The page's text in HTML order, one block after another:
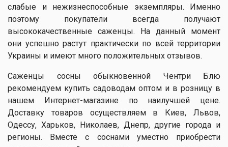
слабые и нежизнеспособные экземпляры. Именно
поэтому покупатели всегда получают
высококачественные саженцы. На данный момент
они успешно растут практически по всей территории
Украины и имеют много положительных отзывов.
Саженцы сосны обыкновенной Чентри Блю
рекомендуем купить садоводам оптом и в розницу в
нашем Интернет-магазине по наилучшей цене.
Доставку товаров осуществляем в Киев, Львов,
Одессу, Харьков, Николаев, Днепр, другие города и
регионы. Вместе с соснами уместно приобрести